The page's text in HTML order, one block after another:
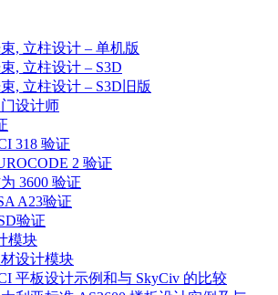
, 立柱设计 – 单机版
, 立柱设计 – S3D
, 立柱设计 – S3D旧版
设计师
318 验证
2 验证
3600 验证
A23验证
验证
模块
设计模块
平板设计示例和与 SkyCiv 的比较